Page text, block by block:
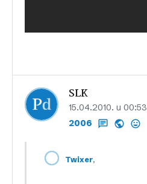
SLK
15.04.2010. u 00:53
2006
Twixer,